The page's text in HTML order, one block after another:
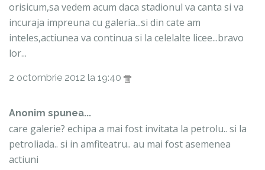
orisicum,sa vedem acum daca stadionul va canta si va
incuraja impreuna cu galeria...si din cate am
inteles,actiunea va continua si la celelalte licee...bravo
lor...
2 octombrie 2012 la 19:40
Anonim spunea...
care galerie? echipa a mai fost invitata la petrolu.. si la
petroliada.. si in amfiteatru.. au mai fost asemenea
actiuni